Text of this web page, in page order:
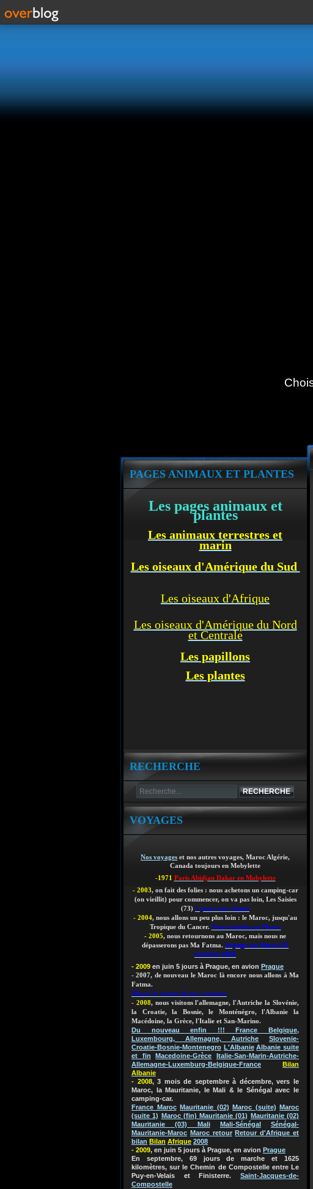
PAGES ANIMAUX ET PLANTES
Les pages animaux et
plantes
Les animaux terrestres et
marin
Les oiseaux d'Amérique du Sud
Les oiseaux d'Afrique
Les oiseaux d'Amérique du Nord
et Centrale
Les papillons
Les plantes
RECHERCHE
VOYAGES
Nos voyages et nos autres voyages, Maroc Algérie,
Canada toujours en Mobylette
-1971 Paris Abidjan Dakar en Mobylette
- 2003, on fait des folies : nous achetons un camping-car
(on vieillit) pour commencer, on va pas loin, Les Saisies
(73) 5 jours aux Saisies
- 2004, nous allons un peu plus loin : le Maroc, jusqu'au
Tropique du Cancer. Nous sommes au Maroc
- 2005, nous retournons au Maroc, mais nous ne
dépasserons pas Ma Fatma. Voyage au Maroc 01
octobre 2005
- 2009 en juin 5 jours à Prague, en avion Prague
- 2007, de nouveau le Maroc là encore nous allons à Ma
Fatma.
Maroc le retour de nos vacances
- 2008, nous visitons l'allemagne, l'Autriche la Slovénie,
la Croatie, la Bosnie, le Monténégro, l'Albanie la
Macédoine, la Grèce, l'Italie et San-Marino.
Du nouveau enfin !!! France Belgique,
Luxembourg, Allemagne, Autriche
Slovenie-
Croatie-Bosnie-Montenegro L'Albanie Albanie suite
et fin
Macedoine-Grèce
Italie-San-Marin-Autriche-
Allemagne-Luxemburg-Belgique-France
Bilan
Albanie
- 2008, 3 mois de septembre à décembre, vers le
Maroc, la Mauritanie, le Mali & le Sénégal avec le
camping-car.
France Maroc
Mauritanie (02) Maroc (suite)
Maroc
(suite 1)
Maroc (fin) Mauritanie (01)
Mauritanie (02)
Mauritanie (03) Mali
Mali-Sénégal
Sénégal-
Mauritanie-Maroc Maroc retour Retour d'Afrique et
bilan Bilan Afrique 2008
- 2009, en juin 5 jours à Prague, en avion Prague
En septembre, 69 jours de marche et 1625
kilomètres, sur le Chemin de Compostelle entre Le
Puy-en-Velais et Finisterre. Saint-Jacques-de-
Compostelle